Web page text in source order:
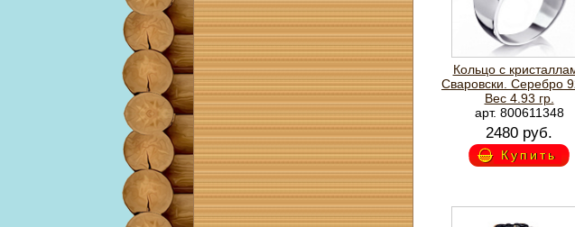
Кольцо с
Сваровски. Серебро
Вес 4.93 гр.
арт. 800611348
2480 руб.
Купить